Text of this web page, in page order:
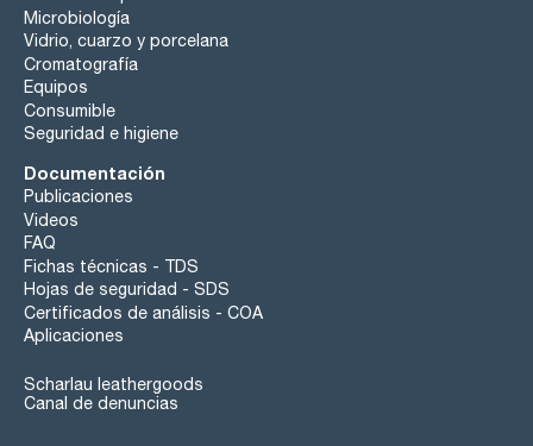
Microbiología
Vidrio, cuarzo y porcelana
Cromatografía
Equipos
Consumible
Seguridad e higiene
Documentación
Publicaciones
Videos
FAQ
Fichas técnicas - TDS
Hojas de seguridad - SDS
Certificados de análisis - COA
Aplicaciones
Scharlau leathergoods
Canal de denuncias